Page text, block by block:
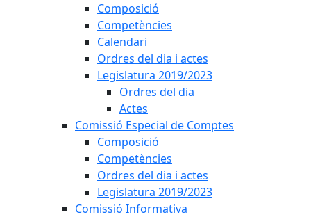
Composició
Competències
Calendari
Ordres del dia i actes
Legislatura 2019/2023
Ordres del dia
Actes
Comissió Especial de Comptes
Composició
Competències
Ordres del dia i actes
Legislatura 2019/2023
Comissió Informativa